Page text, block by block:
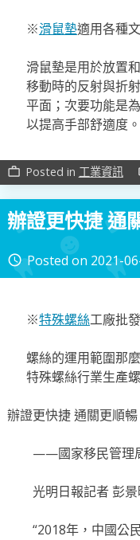
※滑鼠墊適用各種
滑鼠墊是用於放置
移動時的反射與折
平面；次要功能是
以提高手部舒適度。
work_outline Posted in 工業資訊
辦證更快捷 通
access_time Posted on 2021-
※特殊螺絲工廠批
螺絲的運用範圍那
特殊螺絲行業生產
辦證更快捷 通關更順暢
——國家移民管理局
光明日報記者 彭景
“2018年，中國公民